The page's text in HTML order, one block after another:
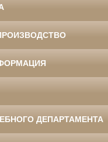
ДЕПАРТАМЕНТА